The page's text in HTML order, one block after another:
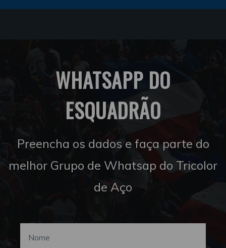
WHATSAPP DO
ESQUADRÃO
Preencha os dados e faça parte do
melhor Grupo de Whatsap do Tricolor
de Aço